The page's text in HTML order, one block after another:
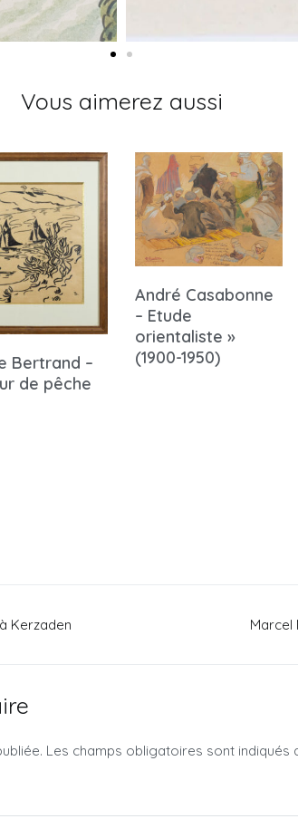
Vous aimerez aussi
Bertrand –
de pêche
André Casabonne
– Etude
orientaliste »
(1900-1950)
Kerzaden Marcel
Les champs obligatoires sont indiqués